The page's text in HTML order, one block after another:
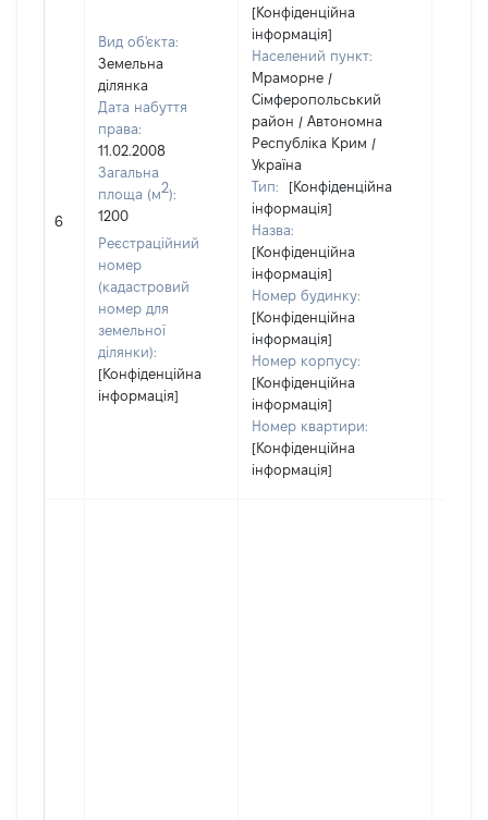
6
Вид об'єкта:
Земельна
ділянка
Дата набуття
права:
11.02.2008
Загальна
площа (м2):
1200
Реєстраційний
номер
(кадастровий
номер для
земельної
ділянки):
[Конфіденційна
інформація]
[Конфіденційна
інформація]
Населений пункт:
Мраморне /
Сімферопольський
район / Автономна
Республіка Крим /
Україна
Тип:
[Конфіденційна
інформація]
Назва:
[Конфіденційна
інформація]
Номер будинку:
[Конфіденційна
інформація]
Номер корпусу:
[Конфіденційна
інформація]
Номер квартири:
[Конфіденційна
інформація]